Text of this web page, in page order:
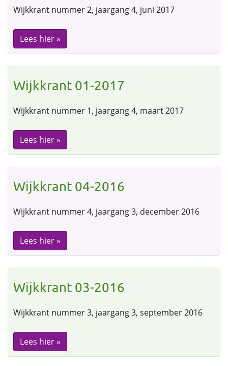
Wijkkrant nummer 2, jaargang 4, juni 2017
Lees hier »
Wijkkrant 01-2017
Wijkkrant nummer 1, jaargang 4, maart 2017
Lees hier »
Wijkkrant 04-2016
Wijkkrant nummer 4, jaargang 3, december 2016
Lees hier »
Wijkkrant 03-2016
Wijkkrant nummer 3, jaargang 3, september 2016
Lees hier »